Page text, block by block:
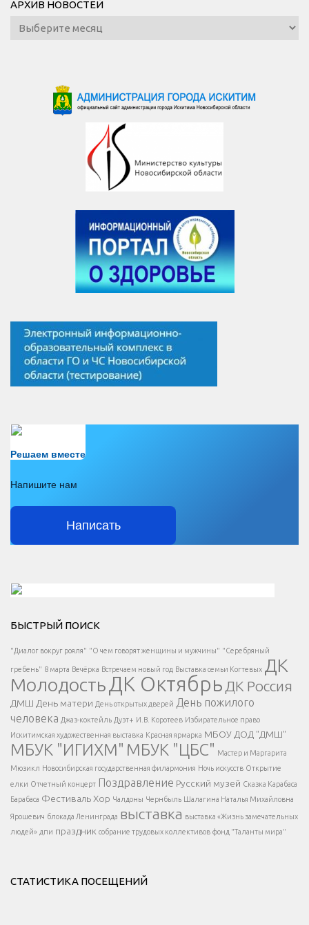
АРХИВ НОВОСТЕЙ
Архив
новостей
Решаем вместе
Напишите нам
Написать
Есть вопрос?
Напишите нам
</span >
Написать
</button >
</div >
</div > </div >
БЫСТРЫЙ ПОИСК
"Диалог вокруг рояля" "О чем говорят женщины и мужчины" "Серебряный
гребень" 8 марта Вечёрка Встречаем новый год Выставка семьи Когтевых ДК
МолодостьДК Октябрь ДК Россия
ДМШ День матери День открытых дверей День пожилого
человека Джаз-коктейль Дуэт+ И.В. Коротеев Избирательное право
Искитимская художественная выставка Красная ярмарка МБОУ ДОД "ДМШ"
МБУК "ИГИХМ" МБУК "ЦБС" Мастер и Маргарита
Мюзикл Новосибирская государственная филармония Ночь искусств Открытие
елки Отчетный концерт Поздравление Русский музей Сказка Карабаса
Барабаса Фестиваль Хор Чалдоны Чернбыль Шалагина Наталья Михайловна
Ярошевич блокада Ленинграда выставка выставка «Жизнь замечательных
людей» дпи праздник собрание трудовых коллективов фонд "Таланты мира"
СТАТИСТИКА ПОСЕЩЕНИЙ